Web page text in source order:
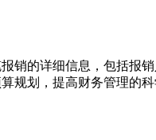
的详细信息，包括报
规划，提高财务管理的科